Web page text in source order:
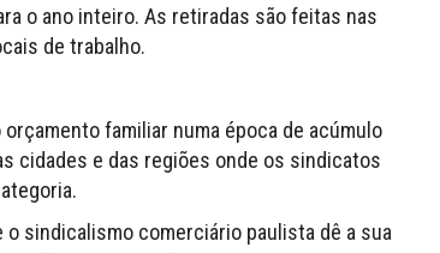
o ano inteiro. As retiradas são feitas nas
de trabalho.
familiar numa época de acúmulo
cidades e das regiões onde os sindicatos
sindicalismo comerciário paulista dê a sua